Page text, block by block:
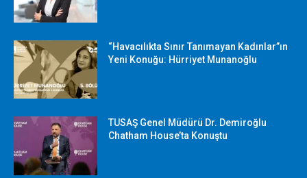
“Havacılıkta Sınır Tanımayan Kadınlar”ın
Yeni Konuğu: Hürriyet Munanoğlu
TUSAŞ Genel Müdürü Dr. Demiroğlu
Chatham House’ta Konuştu